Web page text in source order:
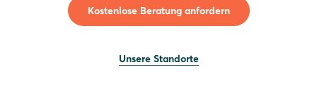
Kostenlose Beratung anfordern
Unsere Standorte